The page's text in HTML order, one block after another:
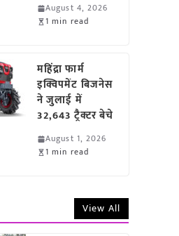
August 4, 2026
1 min read
महिंद्रा फार्म
इक्विपमेंट बिजनेस
ने जुलाई में
32,643 ट्रैक्टर बेचे
August 1, 2026
1 min read
View All